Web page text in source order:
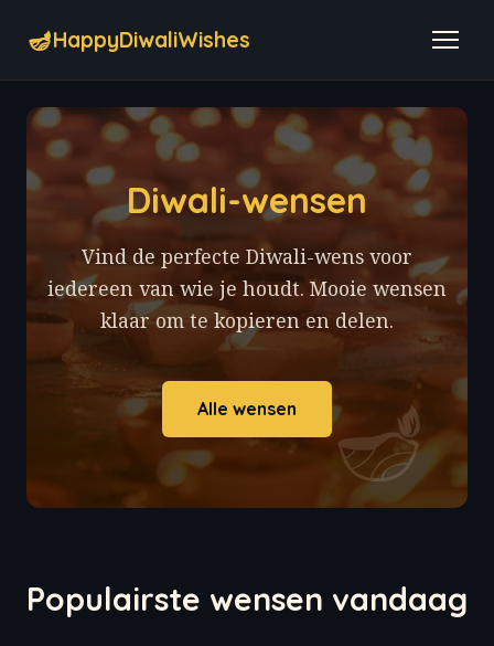
🪔HappyDiwaliWishes
Diwali-wensen
Vind de perfecte Diwali-wens voor
iedereen van wie je houdt. Mooie wensen
klaar om te kopieren en delen.
Alle wensen 🪔
Populairste wensen vandaag